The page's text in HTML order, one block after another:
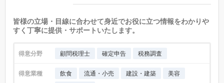
皆様の立場・目線に合わせて身近でお役に立つ情報をわかりや
すく丁寧に提供・サポートいたします。
得意分野 顧問税理士 確定申告 税務調査
得意業種 飲食 流通・小売 建設・建築
美容